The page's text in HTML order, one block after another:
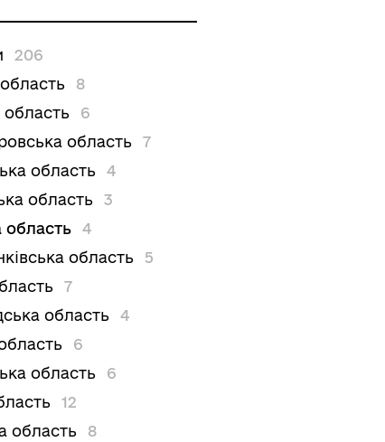
206
8
6
область
7
область
4
область
3
область
4
область
5
7
область
4
6
область
6
12
область
8